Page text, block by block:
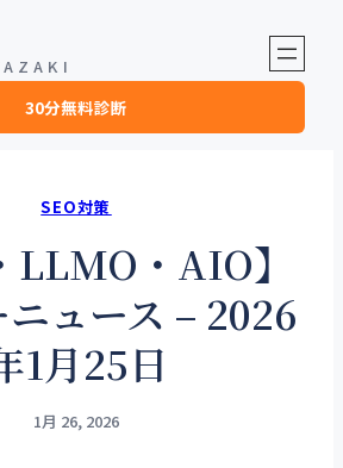
30分無料診断
SEO対策
LLMO・AIO】
ュース – 2026
1月25日
1月 26, 2026